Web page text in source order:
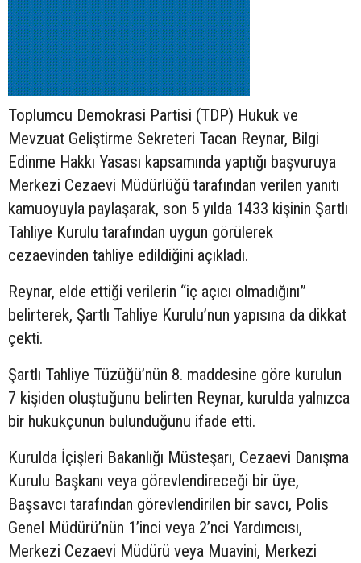
Toplumcu Demokrasi Partisi (TDP) Hukuk ve
Mevzuat Geliştirme Sekreteri Tacan Reynar, Bilgi
Edinme Hakkı Yasası kapsamında yaptığı başvuruya
Merkezi Cezaevi Müdürlüğü tarafından verilen yanıtı
kamuoyuyla paylaşarak, son 5 yılda 1433 kişinin Şartlı
Tahliye Kurulu tarafından uygun görülerek
cezaevinden tahliye edildiğini açıkladı.
Reynar, elde ettiği verilerin “iç açıcı olmadığını”
belirterek, Şartlı Tahliye Kurulu’nun yapısına da dikkat
çekti.
Şartlı Tahliye Tüzüğü’nün 8. maddesine göre kurulun
7 kişiden oluştuğunu belirten Reynar, kurulda yalnızca
bir hukukçunun bulunduğunu ifade etti.
Kurulda İçişleri Bakanlığı Müsteşarı, Cezaevi Danışma
Kurulu Başkanı veya görevlendireceği bir üye,
Başsavcı tarafından görevlendirilen bir savcı, Polis
Genel Müdürü’nün 1’inci veya 2’nci Yardımcısı,
Merkezi Cezaevi Müdürü veya Muavini, Merkezi